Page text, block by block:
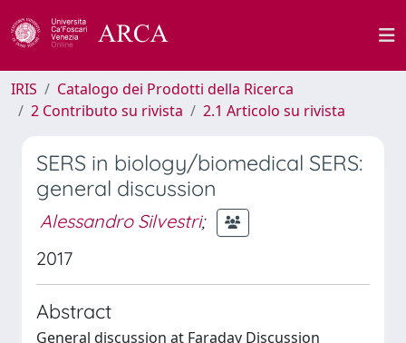
IRIS
Catalogo dei Prodotti della Ricerca
2 Contributo su rivista
2.1 Articolo su rivista
SERS in biology/biomedical SERS:
general discussion
Alessandro Silvestri;
2017
Abstract
General discussion at Faraday Discussion